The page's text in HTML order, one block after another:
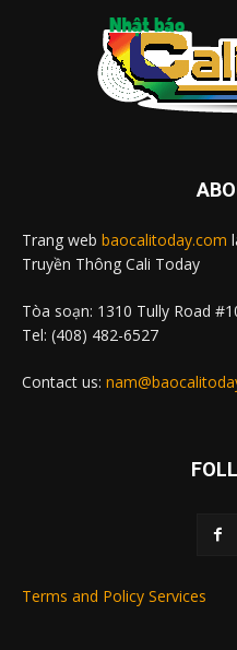
Trang web baocalitoday.com
Truyền Thông Cali Today
Tòa soạn: 1310 Tully Road
Tel: (408) 482-6527
Contact us:
Terms and Policy Services